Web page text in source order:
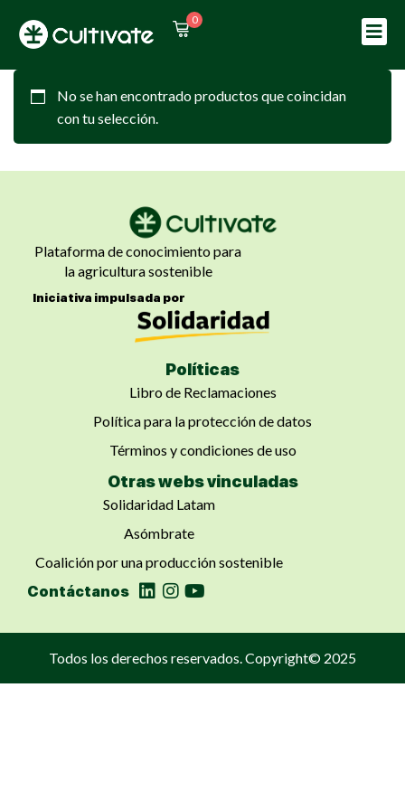
0
No se han encontrado productos que coincidan
con tu selección.
Plataforma de conocimiento para
la agricultura sostenible
Iniciativa impulsada por
Políticas
Libro de Reclamaciones
Política para la protección de datos
Términos y condiciones de uso
Otras webs vinculadas
Solidaridad Latam
Asómbrate
Coalición por una producción sostenible
Contáctanos
Todos los derechos reservados. Copyright© 2025
Sign in
Sign in
Don’t have an account?
Remember me Lost your password?